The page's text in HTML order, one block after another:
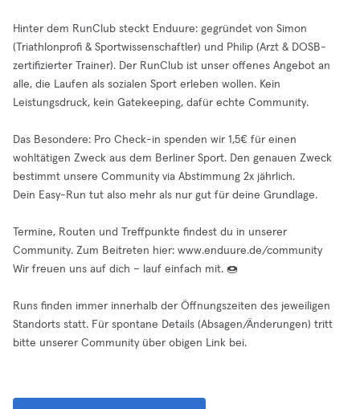
Hinter dem RunClub steckt Enduure: gegründet von Simon
(Triathlonprofi & Sportwissenschaftler) und Philip (Arzt & DOSB-
zertifizierter Trainer). Der RunClub ist unser offenes Angebot an
alle, die Laufen als sozialen Sport erleben wollen. Kein
Leistungsdruck, kein Gatekeeping, dafür echte Community.
Das Besondere: Pro Check-in spenden wir 1,5€ für einen
wohltätigen Zweck aus dem Berliner Sport. Den genauen Zweck
bestimmt unsere Community via Abstimmung 2x jährlich.
Dein Easy-Run tut also mehr als nur gut für deine Grundlage.
Termine, Routen und Treffpunkte findest du in unserer
Community. Zum Beitreten hier: www.enduure.de/community
Wir freuen uns auf dich – lauf einfach mit. 🍩
Runs finden immer innerhalb der Öffnungszeiten des jeweiligen
Standorts statt. Für spontane Details (Absagen/Änderungen) tritt
bitte unserer Community über obigen Link bei.